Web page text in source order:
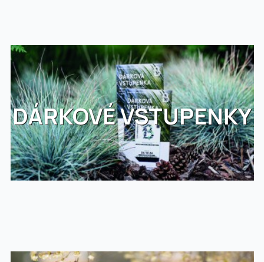
DÁRKOVÉ VSTUPENKY